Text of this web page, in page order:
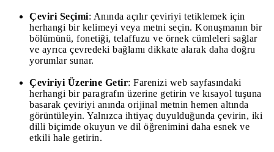
Çeviri Seçimi: Anında açılır çeviriyi tetiklemek için
herhangi bir kelimeyi veya metni seçin. Konuşmanın bir
bölümünü, fonetiği, telaffuzu ve örnek cümleleri sağlar
ve ayrıca çevredeki bağlamı dikkate alarak daha doğru
yorumlar sunar.
Çeviriyi Üzerine Getir: Farenizi web sayfasındaki
herhangi bir paragrafın üzerine getirin ve kısayol tuşuna
basarak çeviriyi anında orijinal metnin hemen altında
görüntüleyin. Yalnızca ihtiyaç duyulduğunda çevirin, iki
dilli biçimde okuyun ve dil öğrenimini daha esnek ve
etkili hale getirin.